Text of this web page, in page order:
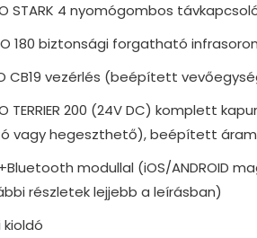
STARK 4 nyomógombos
180 biztonsági forgatható
CB19 vezérlés (beépített
TERRIER 200 (24V DC) komplett
vagy hegeszthető), beépített
modullal (iOS/ANDROID
részletek lejjebb a leírásban)